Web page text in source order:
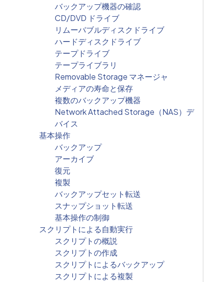
バックアップ機器の確認
CD/DVD ドライブ
リムーバブルディスクドライブ
ハードディスクドライブ
テープドライブ
テープライブラリ
Removable Storage マネージャ
メディアの寿命と保存
複数のバックアップ機器
Network Attached Storage（NAS）デ
バイス
基本操作
バックアップ
アーカイブ
復元
複製
バックアップセット転送
スナップショット転送
基本操作の制御
スクリプトによる自動実行
スクリプトの概説
スクリプトの作成
スクリプトによるバックアップ
スクリプトによる複製